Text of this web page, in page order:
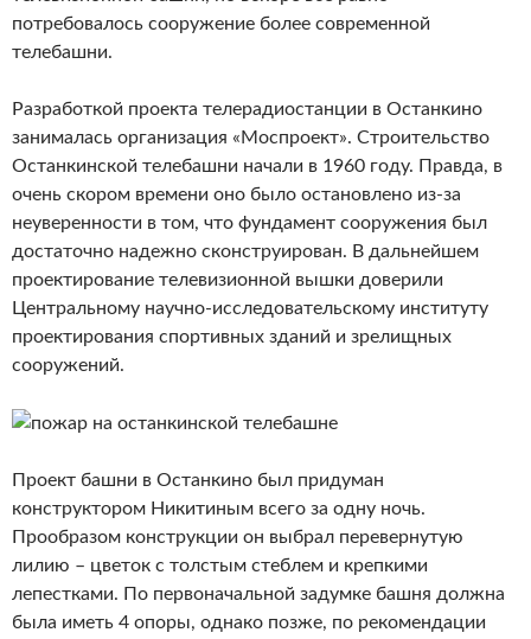
потребовалось сооружение более современной
телебашни.
Разработкой проекта телерадиостанции в Останкино
занималась организация «Моспроект». Строительство
Останкинской телебашни начали в 1960 году. Правда, в
очень скором времени оно было остановлено из-за
неуверенности в том, что фундамент сооружения был
достаточно надежно сконструирован. В дальнейшем
проектирование телевизионной вышки доверили
Центральному научно-исследовательскому институту
проектирования спортивных зданий и зрелищных
сооружений.
Проект башни в Останкино был придуман
конструктором Никитиным всего за одну ночь.
Прообразом конструкции он выбрал перевернутую
лилию – цветок с толстым стеблем и крепкими
лепестками. По первоначальной задумке башня должна
была иметь 4 опоры, однако позже, по рекомендации